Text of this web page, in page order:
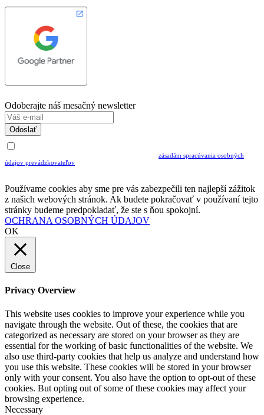
Odoberajte náš mesačný newsletter
Odoslať
zásadám spracúvania osobných
údajov prevádzkovateľov
Používame cookies aby sme pre vás zabezpečili ten najlepší zážitok
z našich webových stránok. Ak budete pokračovať v používaní tejto
stránky budeme predpokladať, že ste s ňou spokojní.
OCHRANA OSOBNÝCH ÚDAJOV
OK
Close
Privacy Overview
This website uses cookies to improve your experience while you
navigate through the website. Out of these, the cookies that are
categorized as necessary are stored on your browser as they are
essential for the working of basic functionalities of the website. We
also use third-party cookies that help us analyze and understand how
you use this website. These cookies will be stored in your browser
only with your consent. You also have the option to opt-out of these
cookies. But opting out of some of these cookies may affect your
browsing experience.
Necessary